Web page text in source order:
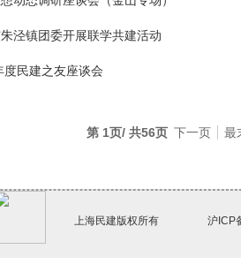
泾镇团委开展联学共建活动
民建之友座谈会
第 1页/ 共56页 下一页 最